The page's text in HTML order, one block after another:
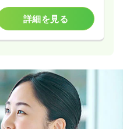
詳細を見る